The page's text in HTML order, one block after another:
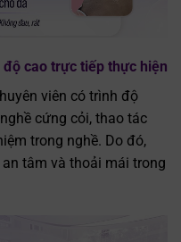
cao trực tiếp thực hiện
viên có trình độ
cứng cỏi, thao tác
trong nghề. Do đó,
tâm và thoải mái trong